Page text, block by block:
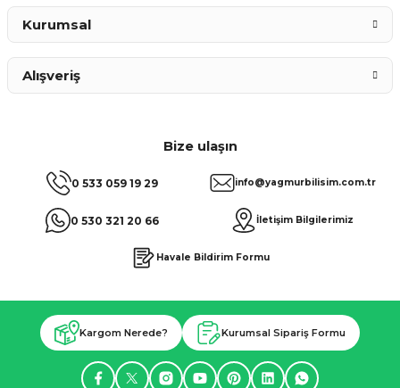
Bize ulaşın
0 533 059 19 29
0 530 321 20 66
info@yagmurbilisim.com.tr
İletişim Bilgilerimiz
Havale Bildirim Formu
Kurumsal
Alışveriş
Kargom Nerede? Kurumsal Sipariş Formu